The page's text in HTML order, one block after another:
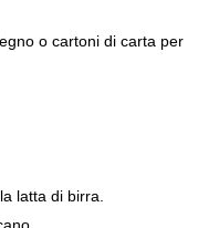
o cartoni di carta per
latta di birra.